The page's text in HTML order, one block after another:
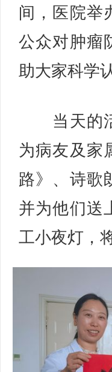
间，医院举
公众对肿瘤
助大家科学
当天的活
为病友及家
路》、诗歌
并为他们送
工小夜灯，